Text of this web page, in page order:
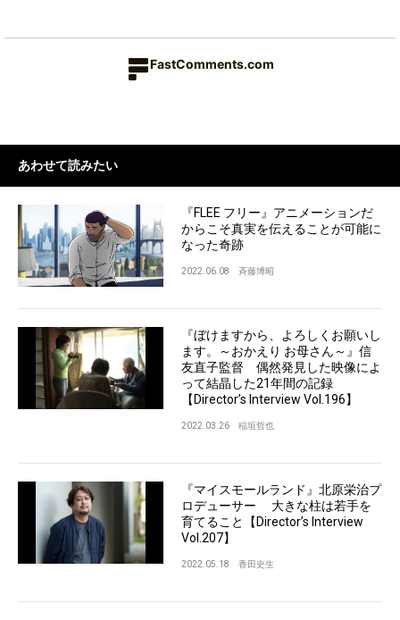
FastComments.com
あわせて読みたい
『FLEE フリー』アニメーションだ
からこそ真実を伝えることが可能に
なった奇跡
2022.06.08 斉藤博昭
『ぼけますから、よろしくお願いし
ます。～おかえり お母さん～』信
友直子監督 偶然発見した映像によ
って結晶した21年間の記録
【Director’s Interview Vol.196】
2022.03.26 稲垣哲也
『マイスモールランド』北原栄治プ
ロデューサー 大きな柱は若手を
育てること【Director’s Interview
Vol.207】
2022.05.18 香田史生